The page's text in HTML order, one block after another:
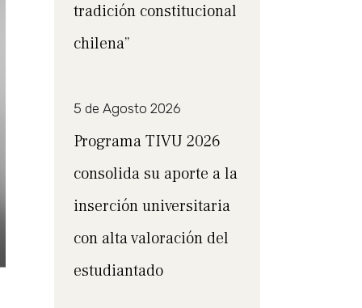
tradición constitucional
chilena”
5 de Agosto 2026
Programa TIVU 2026
consolida su aporte a la
inserción universitaria
con alta valoración del
estudiantado